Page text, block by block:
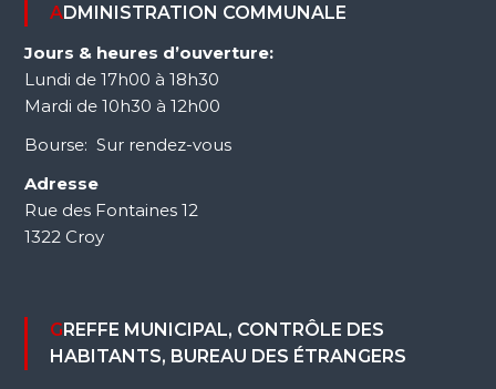
ADMINISTRATION COMMUNALE
Jours & heures d’ouverture:
Lundi de 17h00 à 18h30
Mardi de 10h30 à 12h00
Bourse: Sur rendez-vous
Adresse
Rue des Fontaines 12
1322 Croy
GREFFE MUNICIPAL, CONTRÔLE DES
HABITANTS, BUREAU DES ÉTRANGERS